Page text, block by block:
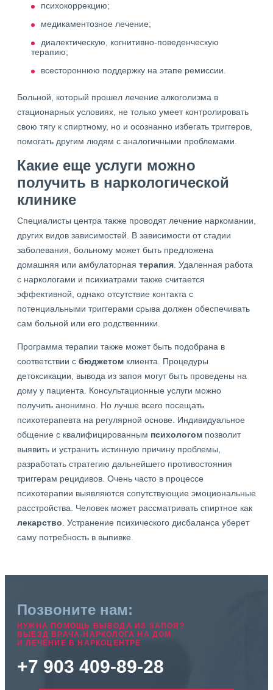
психокоррекцию;
медикаментозное лечение;
диалектическую, когнитивно-поведенческую
терапию;
всестороннюю поддержку на этапе ремиссии.
Больной, который прошел лечение алкоголизма в
стационарных условиях, не только умеет контролировать
свою тягу к спиртному, но и осознанно избегать триггеров,
помогать другим людям с аналогичными проблемами.
Какие еще услуги можно
получить в наркологической
клинике
Специалисты центра также проводят лечение наркомании,
других видов зависимостей. В зависимости от стадии
заболевания, больному может быть предложена
домашняя или амбулаторная терапия . Удаленная работа
с наркологами и психиатрами также считается
эффективной, однако отсутствие контакта с
потенциальными триггерами срыва должен обеспечивать
сам больной или его родственники.
Программа терапии также может быть подобрана в
соответствии с бюджетом клиента. Процедуры
детоксикации, вывода из запоя могут быть проведены на
дому у пациента. Консультационные услуги можно
получить анонимно. Но лучше всего посещать
психотерапевта на регулярной основе. Индивидуальное
общение с квалифицированным психологом позволит
выявить и устранить истинную причину проблемы,
разработать стратегию дальнейшего противостояния
триггерам рецидивов. Очень часто в процессе
психотерапии выявляются сопутствующие эмоциональные
расстройства. Человек может рассматривать спиртное как
лекарство . Устранение психического дисбаланса уберет
саму потребность в выпивке.
Позвоните нам:
НУЖНА ПОМОЩЬ ВЫВОДА ИЗ ЗАПОЯ?
ВЫЕЗД ВРАЧА-НАРКОЛОГА НА ДОМ
И ЛЕЧЕНИЕ В НАРКОЦЕНТРЕ
+7 903 409-89-28